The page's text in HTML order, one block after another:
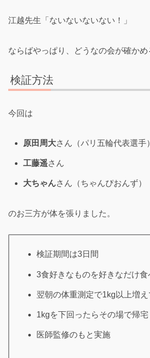
江越先生「ないないないない！」
ならばやっぱり、どうなの会が確かめ
検証方法
今回は
原田周大さん（パリ五輪代表選手）
工藤遥さん
大ちゃんさん（ちゃんぴおんず）
のお三方が体を張りました。
検証期間は3日間
3食好きなものを好きなだけ食
翌朝の体重測定で1kg以上増
1kgを下回ったらその場で帰宅
医師監修のもと実施